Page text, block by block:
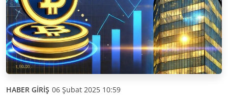
HABER GİRİŞ 06 Şubat 2025 10:59